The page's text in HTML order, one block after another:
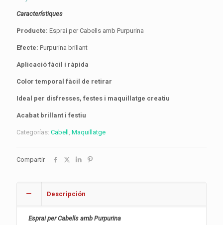
Característiques
Producte: Esprai per Cabells amb Purpurina
Efecte: Purpurina brillant
Aplicació fàcil i ràpida
Color temporal fàcil de retirar
Ideal per disfresses, festes i maquillatge creatiu
Acabat brillant i festiu
Categorías: Cabell , Maquillatge
Compartir
Descripción
Esprai per Cabells amb Purpurina